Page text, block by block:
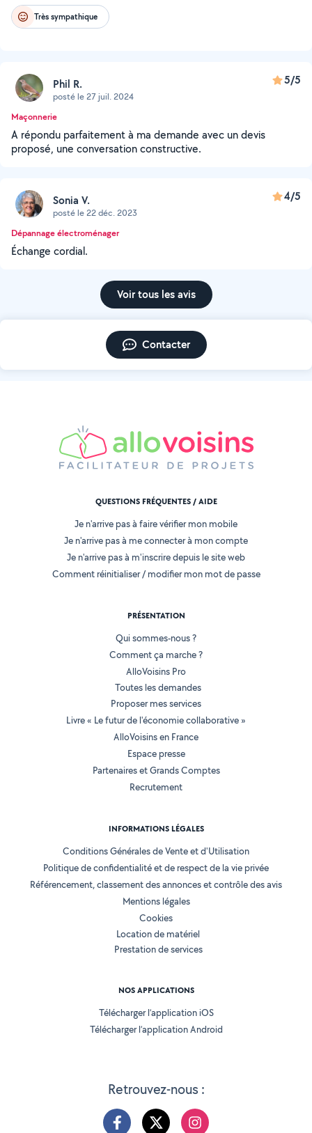
Très sympathique
Phil R.
posté le 27 juil. 2024
5/5
Maçonnerie
A répondu parfaitement à ma demande avec un devis
proposé, une conversation constructive.
Sonia V.
posté le 22 déc. 2023
4/5
Dépannage électroménager
Échange cordial.
Voir tous les avis
Contacter
Retrouvez-nous :
QUESTIONS FRÉQUENTES / AIDE
Je n'arrive pas à faire vérifier mon mobile
Je n'arrive pas à me connecter à mon compte
Je n'arrive pas à m'inscrire depuis le site web
Comment réinitialiser / modifier mon mot de passe
PRÉSENTATION
Qui sommes-nous ?
Comment ça marche ?
AlloVoisins Pro
Toutes les demandes
Proposer mes services
Livre « Le futur de l'économie collaborative »
AlloVoisins en France
Espace presse
Partenaires et Grands Comptes
Recrutement
INFORMATIONS LÉGALES
Conditions Générales de Vente et d'Utilisation
Politique de confidentialité et de respect de la vie privée
Référencement, classement des annonces et contrôle des avis
Mentions légales
Cookies
Location de matériel
Prestation de services
NOS APPLICATIONS
Télécharger l’application iOS
Télécharger l’application Android